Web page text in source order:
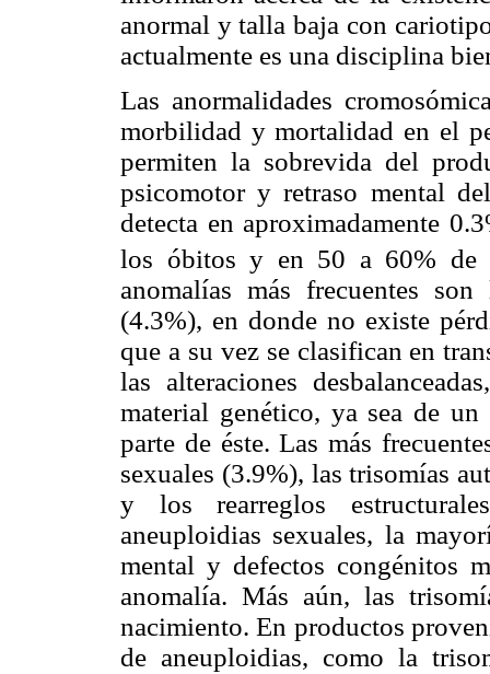
anormal y talla baja con
actualmente es una disciplina
Las anormalidades
morbilidad y mortalidad en el
permiten la sobrevida del
psicomotor y retraso mental
detecta en aproximadamente
los óbitos y en 50 a 60% de
anomalías más frecuentes son
(4.3%), en donde no existe
que a su vez se clasifican en
las alteraciones
material genético, ya sea de
parte de éste. Las más
sexuales (3.9%), las trisomías
y los rearreglos
aneuploidias sexuales, la
mental y defectos congénitos
anomalía. Más aún, las
nacimiento. En productos
de aneuploidias, como la